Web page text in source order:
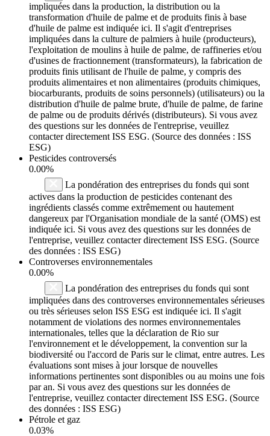
impliquées dans la production, la distribution ou la
transformation d'huile de palme et de produits finis à base
d'huile de palme est indiquée ici. Il s'agit d'entreprises
impliquées dans la culture de palmiers à huile (producteurs),
l'exploitation de moulins à huile de palme, de raffineries et/ou
d'usines de fractionnement (transformateurs), la fabrication de
produits finis utilisant de l'huile de palme, y compris des
produits alimentaires et non alimentaires (produits chimiques,
biocarburants, produits de soins personnels) (utilisateurs) ou la
distribution d'huile de palme brute, d'huile de palme, de farine
de palme ou de produits dérivés (distributeurs). Si vous avez
des questions sur les données de l'entreprise, veuillez
contacter directement ISS ESG. (Source des données : ISS
ESG)
Pesticides controversés
0.00%
La pondération des entreprises du fonds qui sont
actives dans la production de pesticides contenant des
ingrédients classés comme extrêmement ou hautement
dangereux par l'Organisation mondiale de la santé (OMS) est
indiquée ici. Si vous avez des questions sur les données de
l'entreprise, veuillez contacter directement ISS ESG. (Source
des données : ISS ESG)
Controverses environnementales
0.00%
La pondération des entreprises du fonds qui sont
impliquées dans des controverses environnementales sérieuses
ou très sérieuses selon ISS ESG est indiquée ici. Il s'agit
notamment de violations des normes environnementales
internationales, telles que la déclaration de Rio sur
l'environnement et le développement, la convention sur la
biodiversité ou l'accord de Paris sur le climat, entre autres. Les
évaluations sont mises à jour lorsque de nouvelles
informations pertinentes sont disponibles ou au moins une fois
par an. Si vous avez des questions sur les données de
l'entreprise, veuillez contacter directement ISS ESG. (Source
des données : ISS ESG)
Pétrole et gaz
0.03%